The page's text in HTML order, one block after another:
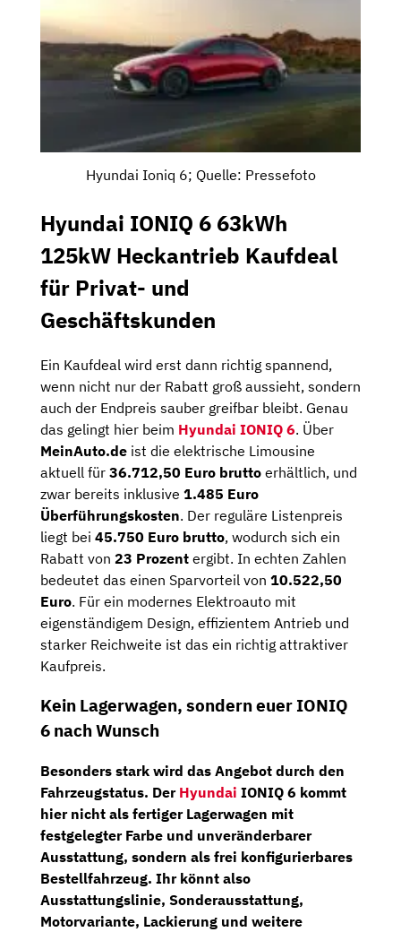
Hyundai Ioniq 6; Quelle: Pressefoto
Hyundai IONIQ 6 63kWh
125kW Heckantrieb Kaufdeal
für Privat- und
Geschäftskunden
Ein Kaufdeal wird erst dann richtig spannend,
wenn nicht nur der Rabatt groß aussieht, sondern
auch der Endpreis sauber greifbar bleibt. Genau
das gelingt hier beim Hyundai IONIQ 6. Über
MeinAuto.de ist die elektrische Limousine
aktuell für 36.712,50 Euro brutto erhältlich, und
zwar bereits inklusive 1.485 Euro
Überführungskosten. Der reguläre Listenpreis
liegt bei 45.750 Euro brutto, wodurch sich ein
Rabatt von 23 Prozent ergibt. In echten Zahlen
bedeutet das einen Sparvorteil von 10.522,50
Euro. Für ein modernes Elektroauto mit
eigenständigem Design, effizientem Antrieb und
starker Reichweite ist das ein richtig attraktiver
Kaufpreis.
Kein Lagerwagen, sondern euer IONIQ
6 nach Wunsch
Besonders stark wird das Angebot durch den
Fahrzeugstatus. Der Hyundai IONIQ 6 kommt
hier nicht als fertiger Lagerwagen mit
festgelegter Farbe und unveränderbarer
Ausstattung, sondern als frei konfigurierbares
Bestellfahrzeug. Ihr könnt also
Ausstattungslinie, Sonderausstattung,
Motorvariante, Lackierung und weitere